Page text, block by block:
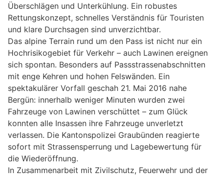
Überschlägen und Unterkühlung. Ein robustes
Rettungskonzept, schnelles Verständnis für Touristen
und klare Durchsagen sind unverzichtbar.
Das alpine Terrain rund um den Pass ist nicht nur ein
Hochrisikogebiet für Verkehr – auch Lawinen ereignen
sich spontan. Besonders auf Passstrassenabschnitten
mit enge Kehren und hohen Felswänden. Ein
spektakulärer Vorfall geschah 21. Mai 2016 nahe
Bergün: innerhalb weniger Minuten wurden zwei
Fahrzeuge von Lawinen verschüttet – zum Glück
konnten alle Insassen ihre Fahrzeuge unverletzt
verlassen. Die Kantonspolizei Graubünden reagierte
sofort mit Strassensperrung und Lagebewertung für
die Wiederöffnung.
In Zusammenarbeit mit Zivilschutz, Feuerwehr und der